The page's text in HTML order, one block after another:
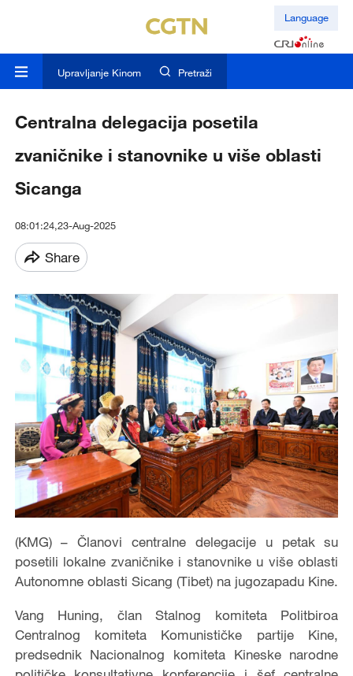
Language
Upravljanje Kinom Pretraži
Centralna delegacija posetila
zvaničnike i stanovnike u više oblasti
Sicanga
08:01:24,23-Aug-2025
Share
(KMG) – Članovi centralne delegacije u petak su
posetili lokalne zvaničnike i stanovnike u više oblasti
Autonomne oblasti Sicang (Tibet) na jugozapadu Kine.
Vang Huning, član Stalnog komiteta Politbiroa
Centralnog komiteta Komunističke partije Kine,
predsednik Nacionalnog komiteta Kineske narodne